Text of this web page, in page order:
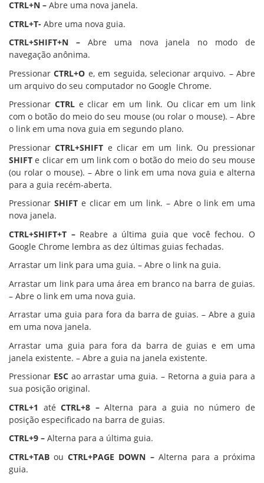
CTRL+N – Abre uma nova janela.
CTRL+T- Abre uma nova guia.
CTRL+SHIFT+N – Abre uma nova janela no modo de
navegação anônima.
PressionarCTRL+O e, em seguida, selecionar arquivo. – Abre
um arquivo do seu computador no Google Chrome.
Pressionar CTRLe clicar em um link. Ou clicar em um link
com o botão do meio do seu mouse (ou rolar o mouse). – Abre
o link em uma nova guia em segundo plano.
PressionarCTRL+SHIFT e clicar em um link. Ou pressionar
SHIFT e clicar em um link com o botão do meio do seu mouse
(ou rolar o mouse). – Abre o link em uma nova guia e alterna
para a guia recém-aberta.
Pressionar SHIFTe clicar em um link. – Abre o link em uma
nova janela.
CTRL+SHIFT+T – Reabre a última guia que você fechou. O
Google Chrome lembra as dez últimas guias fechadas.
Arrastar um link para uma guia. – Abre o link na guia.
Arrastar um link para uma área em branco na barra de guias.
– Abre o link em uma nova guia.
Arrastar uma guia para fora da barra de guias. – Abre a guia
em uma nova janela.
Arrastar uma guia para fora da barra de guias e em uma
janela existente. – Abre a guia na janela existente.
Pressionar ESCao arrastar uma guia. – Retorna a guia para a
sua posição original.
CTRL+1 atéCTRL+8 –Alterna para a guia no número de
posição especificado na barra de guias.
CTRL+9 – Alterna para a última guia.
CTRL+TAB ouCTRL+PAGE DOWN – Alterna para a próxima
guia.